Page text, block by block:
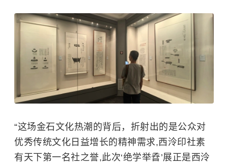
“这场金石文化热潮的背后，折射出的是公众对
优秀传统文化日益增长的精神需求,西泠印社素
有天下第一名社之誉,此次‘绝学举孴’展正是西泠